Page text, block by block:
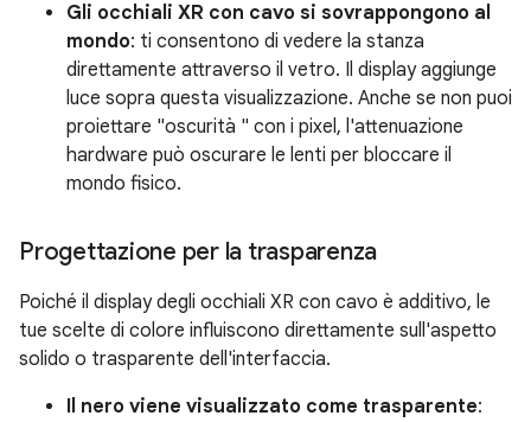
Gli occhiali XR con cavo si sovrappongono al
mondo: ti consentono di vedere la stanza
direttamente attraverso il vetro. Il display aggiunge
luce sopra questa visualizzazione. Anche se non puoi
proiettare "oscurità " con i pixel, l'attenuazione
hardware può oscurare le lenti per bloccare il
mondo fisico.
Progettazione per la trasparenza
Poiché il display degli occhiali XR con cavo è additivo, le
tue scelte di colore influiscono direttamente sull'aspetto
solido o trasparente dell'interfaccia.
Il nero viene visualizzato come trasparente: